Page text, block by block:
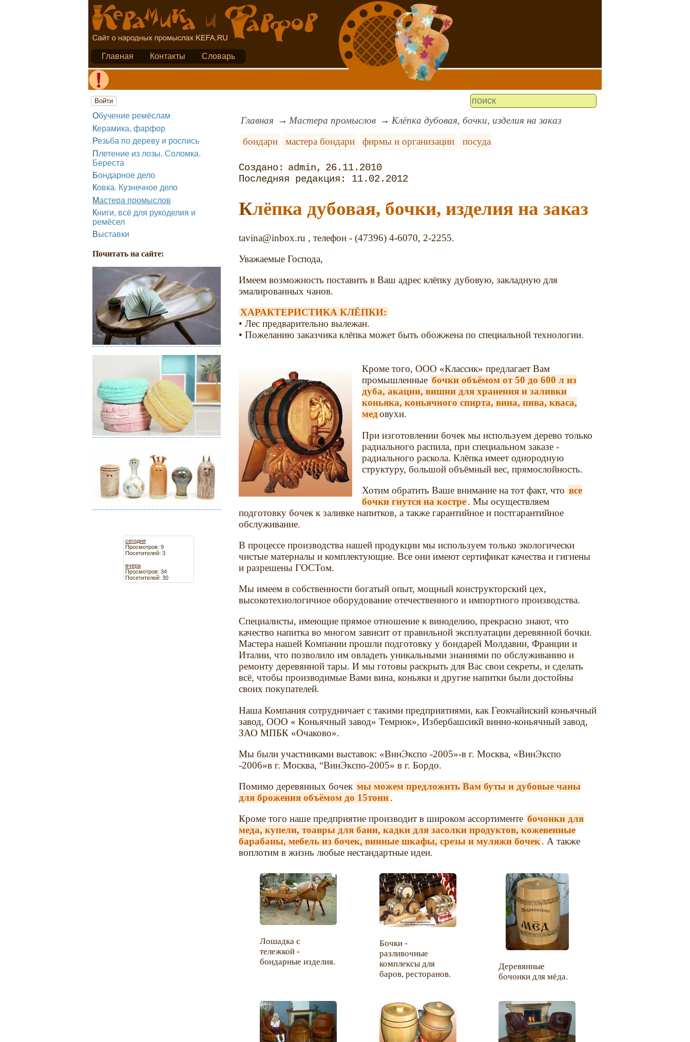
Главная Контакты Словарь
Войти
Обучение ремёслам
Керамика, фарфор
Резьба по дереву и роспись
Плетение из лозы. Соломка.
Береста
Бондарное дело
Ковка. Кузнечное дело
Мастера промыслов
Книги, всё для рукоделия и
ремёсел
Выставки
Почитать на сайте:
сегодня
Просмотров: 9
Посетителей: 3
вчера
Просмотров: 34
Посетителей: 30
Главная Мастера промыслов
Клёпка дубовая, бочки, изделия на заказ
бондари
мастера бондари фирмы и организации посуда
admin
26.11.2010
11.02.2012
Клёпка дубовая, бочки, изделия на заказ
tavina@inbox.ru , телефон - (47396) 4-6070, 2-2255.
Уважаемые Господа,
Имеем возможность поставить в Ваш адрес клёпку дубовую, закладную для
эмалированных чанов.
ХАРАКТЕРИСТИКА КЛЁПКИ:
• Лес предварительно вылежан.
• Пожеланию заказчика клёпка может быть обожжена по специальной технологии.
Кроме того, ООО «Классик» предлагает Вам
промышленные бочки объёмом от 50 до 600 л из
дуба, акации, вишни для хранения и заливки
коньяка, коньячного спирта, вина, пива, кваса,
медовухи.
При изготовлении бочек мы используем дерево только
радиального распила, при специальном заказе -
радиального раскола. Клёпка имеет однородную
структуру, большой объёмный вес, прямослойность.
Хотим обратить Ваше внимание на тот факт, чтовсе
бочки гнутся на костре. Мы осуществляем
подготовку бочек к заливке напитков, а также гарантийное и постгарантийное
обслуживание.
В процессе производства нашей продукции мы используем только экологически
чистые материалы и комплектующие. Все они имеют сертификат качества и гигиены
и разрешены ГОСТом.
Мы имеем в собственности богатый опыт, мощный конструкторский цех,
высокотехнологичное оборудование отечественного и импортного производства.
Специалисты, имеющие прямое отношение к виноделию, прекрасно знают, что
качество напитка во многом зависит от правильной эксплуатации деревянной бочки.
Мастера нашей Компании прошли подготовку у бондарей Молдавии, Франции и
Италии, что позволило им овладеть уникальными знаниями по обслуживанию и
ремонту деревянной тары. И мы готовы раскрыть для Вас свои секреты, и сделать
всё, чтобы производимые Вами вина, коньяки и другие напитки были достойны
своих покупателей.
Наша Компания сотрудничает с такими предприятиями, как Геокчайиский коньячный
завод, ООО « Коньячный завод» Темрюк», Избербашсикй винно-коньячный завод,
ЗАО МПБК «Очаково».
Мы были участниками выставок: «ВинЭкспо -2005»-в г. Москва, «ВинЭкспо
-2006»в г. Москва, “ВинЭкспо-2005» в г. Бордо.
Помимо деревянных бочек мы можем предложить Вам буты и дубовые чаны
для брожения объёмом до 15тонн.
Кроме того наше предприятие производит в широком ассортименте бочонки для
меда, купели, тоавры для бани, кадки для засолки продуктов, кожевенные
барабаны, мебель из бочек, винные шкафы, срезы и муляжи бочек. А также
воплотим в жизнь любые нестандартные идеи.
Лошадка с
тележкой -
бондарные изделия.
Бочки -
разливочные
комплексы для
баров, ресторанов.
Деревянные
бочонки для мёда.